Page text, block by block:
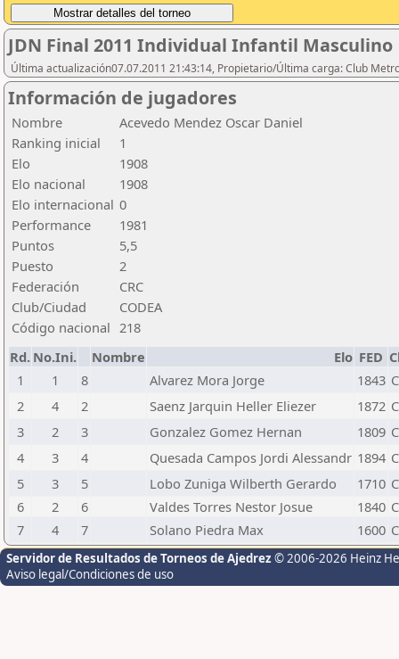
JDN Final 2011 Individual Infantil Masculino
Última actualización07.07.2011 21:43:14, Propietario/Última carga: Club
Información de jugadores
Nombre
Acevedo Mendez Oscar Daniel
Ranking inicial
1
Elo
1908
Elo nacional
1908
Elo internacional 0
Performance
1981
Puntos
5,5
Puesto
2
Federación
CRC
Club/Ciudad
CODEA
Código nacional 218
Rd. No.Ini. Nombre Elo FED
1
1 8 Alvarez Mora Jorge 1843
2
4 2 Saenz Jarquin Heller Eliezer 1872
3
2 3 Gonzalez Gomez Hernan 1809
4
3 4 Quesada Campos Jordi Alessandr 1894
5
3 5 Lobo Zuniga Wilberth Gerardo 1710
6
2 6 Valdes Torres Nestor Josue 1840
7
4 7 Solano Piedra Max 1600
Servidor de Resultados de Torneos de Ajedrez © 2006-2026 Heinz
Aviso legal/Condiciones de uso